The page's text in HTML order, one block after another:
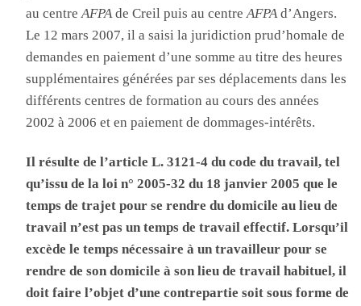
au centreAFPAde Creil puis au centreAFPAd’Angers.
Le 12 mars 2007, il a saisi la juridiction prud’homale de
demandes en paiement d’une somme au titre des heures
supplémentaires générées par ses déplacements dans les
différents centres de formation au cours des années
2002 à 2006 et en paiement de dommages-intérêts.
Il résulte de l’article L. 3121-4 du code du travail, tel
qu’issu de la loi n° 2005-32 du 18 janvier 2005 que le
temps de trajet pour se rendre du domicile au lieu de
travail n’est pas un temps de travail effectif. Lorsqu’il
excède le temps nécessaire à un travailleur pour se
rendre de son domicile à son lieu de travail habituel, il
doit faire l’objet d’une contrepartie soit sous forme de